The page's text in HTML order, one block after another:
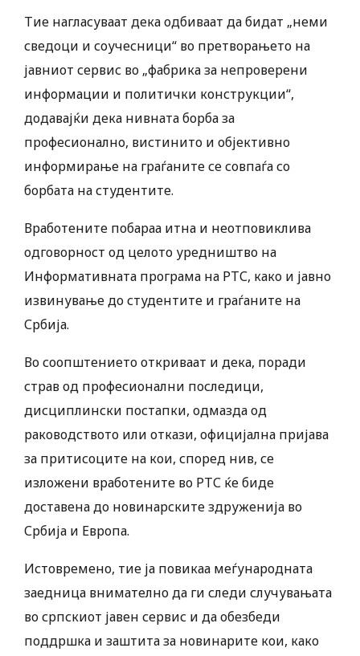
Тие нагласуваат дека одбиваат да бидат „неми
сведоци и соучесници“ во претворањето на
јавниот сервис во „фабрика за непроверени
информации и политички конструкции“,
додавајќи дека нивната борба за
професионално, вистинито и објективно
информирање на граѓаните се совпаѓа со
борбата на студентите.
Вработените побараа итна и неотповиклива
одговорност од целото уредништво на
Информативната програма на РТС, како и јавно
извинување до студентите и граѓаните на
Србија.
Во соопштението откриваат и дека, поради
страв од професионални последици,
дисциплински постапки, одмазда од
раководството или откази, официјална пријава
за притисоците на кои, според нив, се
изложени вработените во РТС ќе биде
доставена до новинарските здруженија во
Србија и Европа.
Истовремено, тие ја повикаа меѓународната
заедница внимателно да ги следи случувањата
во српскиот јавен сервис и да обезбеди
поддршка и заштита за новинарите кои, како